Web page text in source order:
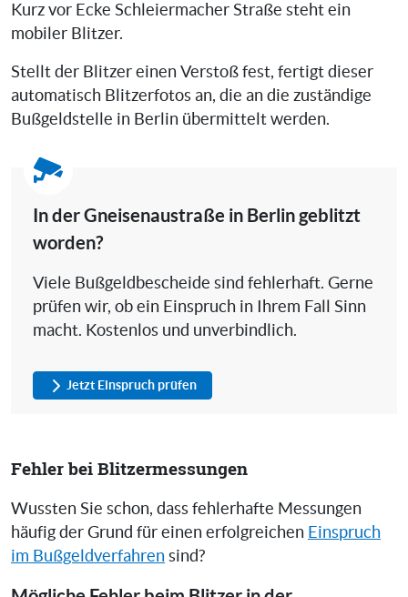
Kurz vor Ecke Schleiermacher Straße steht ein
mobiler Blitzer.
Stellt der Blitzer einen Verstoß fest, fertigt dieser
automatisch Blitzerfotos an, die an die zuständige
Bußgeldstelle in Berlin übermittelt werden.
In der Gneisenaustraße in Berlin geblitzt
worden?
Viele Bußgeldbescheide sind fehlerhaft. Gerne
prüfen wir, ob ein Einspruch in Ihrem Fall Sinn
macht. Kostenlos und unverbindlich.
Jetzt Einspruch prüfen
Fehler bei Blitzermessungen
Wussten Sie schon, dass fehlerhafte Messungen
häufig der Grund für einen erfolgreichen Einspruch
im Bußgeldverfahren sind?